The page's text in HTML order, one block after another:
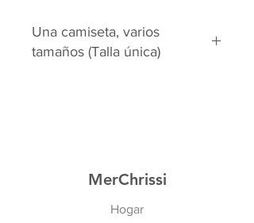
Una camiseta, varios
tamaños (Talla única)
Estados Unidos: 34A - 36D
MerChrissi
Hogar